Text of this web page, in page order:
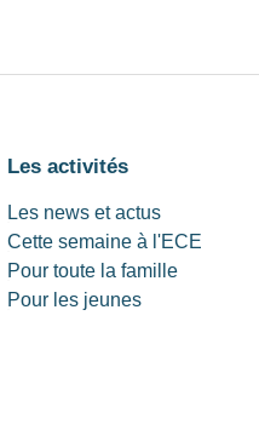
Les activités
Les news et actus
Cette semaine à l'ECE
Pour toute la famille
Pour les jeunes